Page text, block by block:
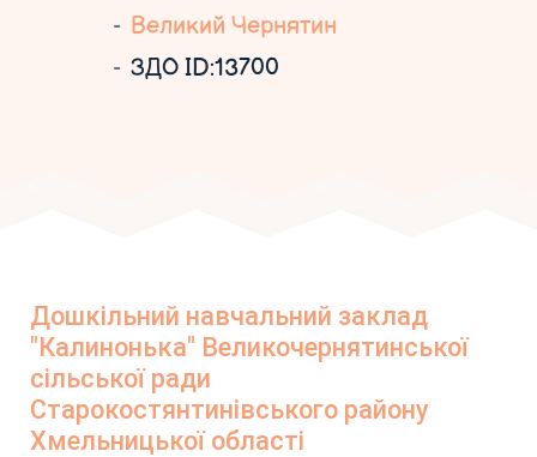
Великий Чернятин
ЗДО ID:13700
Дошкільний навчальний заклад
"Калинонька" Великочернятинської
сільської ради
Старокостянтинівського району
Хмельницької області